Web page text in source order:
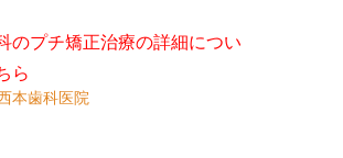
のプチ矯正治療の詳細につい
ら
本歯科医院